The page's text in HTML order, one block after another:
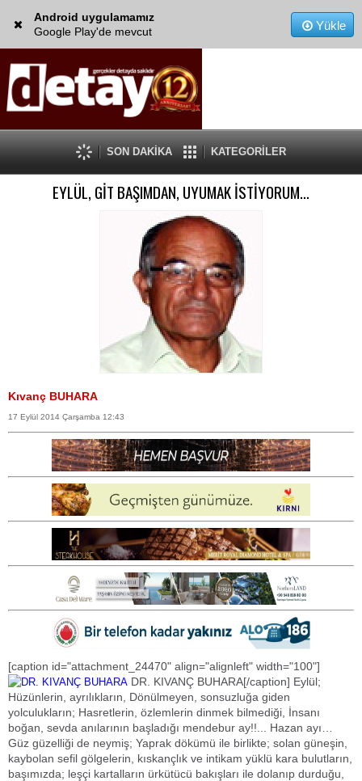
Android uygulamamız
Google Play'de mevcut
Yükle
SON DAKİKA KATEGORİLER
EYLÜL, GİT BAŞIMDAN, UYUMAK İSTİYORUM…
Kıvanç BUHARA
17 Eylül 2014 Çarşamba 12:43
[caption id="attachment_24470" align="alignleft" width="100"]
DR. KIVANÇ BUHARA[/caption] Eylül;
Hüzünlerin, ayrılıkların, Dönülmeyen, sonsuzluğa giden
yolculukların; Hasretlerin, özlemlerin dinmek bilmediği, İnsanı
boğan, sevda anılarının başladığı mendebur ay!!... Hazan ayı…
Güz güzelliği de neymiş; Yaprak dökümü ile birlikte; solan güneşin,
kaybolan sefil gölgelerin, kıskançlık ve intikam yüklü kara bulutların,
başımızda; leşçi kartalların ürkütücü bakışları ile dolanıp durduğu,